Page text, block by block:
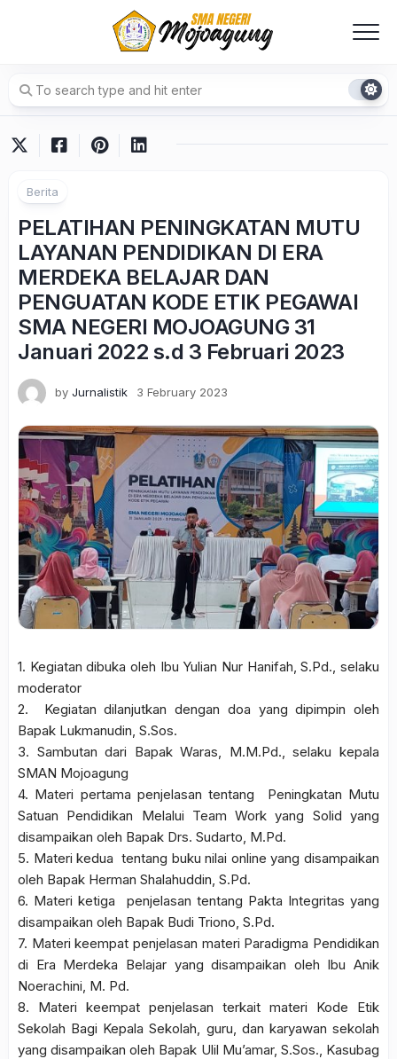
Berita
PELATIHAN PENINGKATAN MUTU
LAYANAN PENDIDIKAN DI ERA
MERDEKA BELAJAR DAN
PENGUATAN KODE ETIK PEGAWAI
SMA NEGERI MOJOAGUNG 31
Januari 2022 s.d 3 Februari 2023
by Jurnalistik 3 February 2023
1. Kegiatan dibuka oleh Ibu Yulian Nur Hanifah, S.Pd., selaku
moderator
2. Kegiatan dilanjutkan dengan doa yang dipimpin oleh
Bapak Lukmanudin, S.Sos.
3. Sambutan dari Bapak Waras, M.M.Pd., selaku kepala
SMAN Mojoagung
4. Materi pertama penjelasan tentang Peningkatan Mutu
Satuan Pendidikan Melalui Team Work yang Solid yang
disampaikan oleh Bapak Drs. Sudarto, M.Pd.
5. Materi kedua tentang buku nilai online yang disampaikan
oleh Bapak Herman Shalahuddin, S.Pd.
6. Materi ketiga penjelasan tentang Pakta Integritas yang
disampaikan oleh Bapak Budi Triono, S.Pd.
7. Materi keempat penjelasan materi Paradigma Pendidikan
di Era Merdeka Belajar yang disampaikan oleh Ibu Anik
Noerachini, M. Pd.
8. Materi keempat penjelasan terkait materi Kode Etik
Sekolah Bagi Kepala Sekolah, guru, dan karyawan sekolah
yang disampaikan oleh Bapak Ulil Mu’amar, S.Sos., Kasubag